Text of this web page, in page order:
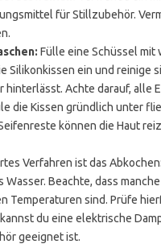
für Stillzubehör.
Fülle eine Schüssel mit
Silikonkissen ein und reinige
hinterlässt. Achte darauf, alle
die Kissen gründlich unter
können die Haut
Verfahren ist das
Wasser. Beachte, dass
Temperaturen sind. Prüfe
du eine elektrische
geeignet ist.